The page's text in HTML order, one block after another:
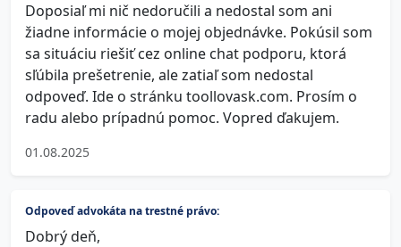
Doposiaľ mi nič nedoručili a nedostal som ani
žiadne informácie o mojej objednávke. Pokúsil som
sa situáciu riešiť cez online chat podporu, ktorá
sľúbila prešetrenie, ale zatiaľ som nedostal
odpoveď. Ide o stránku toollovask.com. Prosím o
radu alebo prípadnú pomoc. Vopred ďakujem.
01.08.2025
Odpoveď advokáta na trestné právo:
Dobrý deň,